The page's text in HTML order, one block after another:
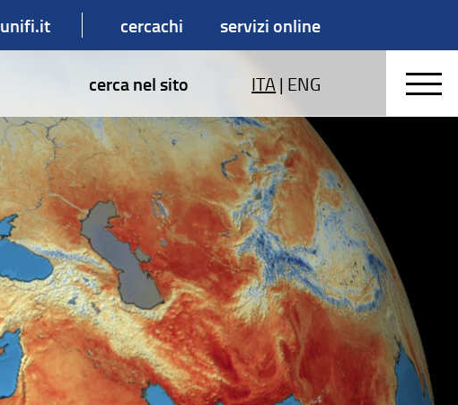
unifi.it cercachi servizi online
cerca nel sito ITA| ENG